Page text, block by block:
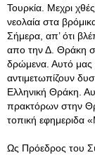
Τουρκία. Μεχρι
νεολαία στα
Σήμερα, απ’ ότι
απο την Δ. Θράκη
δρώμενα. Αυτό μας
αντιμετωπίζουν
Ελληνική Θράκη.
πρακτόρων στην
τοπική εφημεριδα
Ως Πρόεδρος του